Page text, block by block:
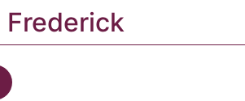
Frederick